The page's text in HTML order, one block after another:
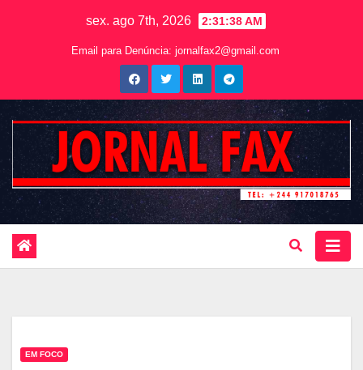
sex. ago 7th, 2026 2:31:40 AM
Email para Denúncia: jornalfax2@gmail.com
EM FOCO